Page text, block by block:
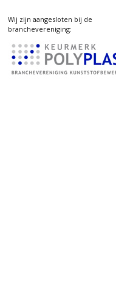
Wij zijn aangesloten bij de
branchevereniging: